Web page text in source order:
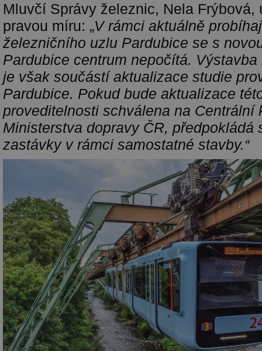
Mluvčí Správy železnic, Nela Frýbová,
pravou míru: „V rámci aktuálně
železničního uzlu Pardubice se s
Pardubice centrum nepočítá.
je však součástí aktualizace studie
Pardubice. Pokud bude aktualizace
proveditelnosti schválena na Centrální
Ministerstva dopravy ČR, předpokládá
zastávky v rámci samostatné stavby.“